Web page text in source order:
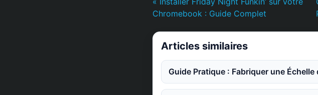
Chromebook : Guide Complet
Articles similaires
Guide Pratique : Fabriquer une